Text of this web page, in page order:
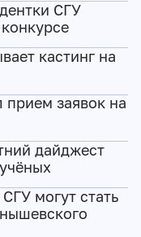
СГУ
кастинг на
прием заявок на
дайджест
могут стать